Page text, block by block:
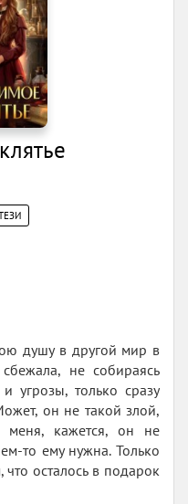
душу в другой мир в
не собираясь
и угрозы, только сразу
он не такой злой,
меня, кажется, он не
то ему нужна. Только
что осталось в подарок